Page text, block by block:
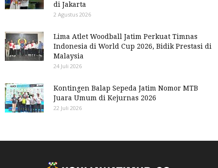
di Jakarta
2 Agustus 2026
Lima Atlet Woodball Jatim Perkuat Timnas
Indonesia di World Cup 2026, Bidik Prestasi di
Malaysia
24 Juli 2026
Kontingen Balap Sepeda Jatim Nomor MTB
Juara Umum di Kejurnas 2026
22 Juli 2026